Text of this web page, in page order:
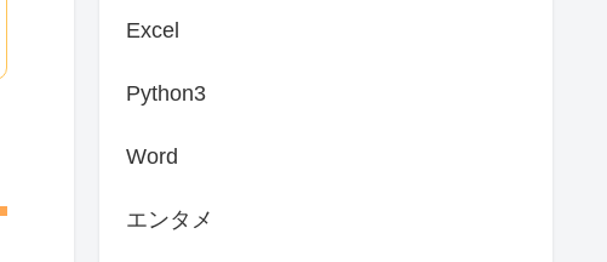
Excel
Python3
Word
エンタメ